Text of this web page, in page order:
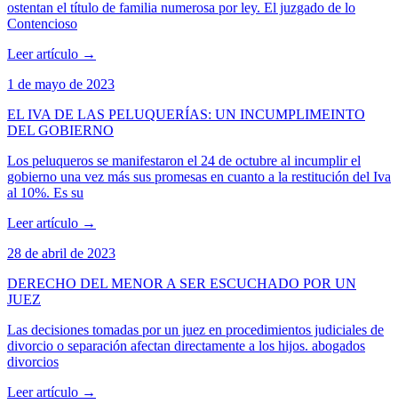
ostentan el título de familia numerosa por ley. El juzgado de lo
Contencioso
Leer artículo →
1 de mayo de 2023
EL IVA DE LAS PELUQUERÍAS: UN INCUMPLIMEINTO
DEL GOBIERNO
Los peluqueros se manifestaron el 24 de octubre al incumplir el
gobierno una vez más sus promesas en cuanto a la restitución del Iva
al 10%. Es su
Leer artículo →
28 de abril de 2023
DERECHO DEL MENOR A SER ESCUCHADO POR UN
JUEZ
Las decisiones tomadas por un juez en procedimientos judiciales de
divorcio o separación afectan directamente a los hijos. abogados
divorcios
Leer artículo →